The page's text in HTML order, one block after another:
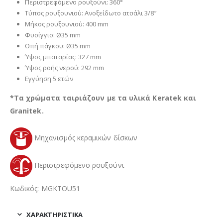
Περιστρεφόμενο ρουξούνι: 360°
Τύπος ρουξουνιού: Ανοξείδωτο ατσάλι 3/8″
Μήκος ρουξουνιού: 400 mm
Φυσίγγιο: Ø35 mm
Οπή πάγκου: Ø35 mm
Ύψος μπαταρίας: 327 mm
Ύψος ροής νερού: 292 mm
Εγγύηση 5 ετών
*Τα χρώματα ταιριάζουν με τα υλικά Keratek και
Granitek.
Μηχανισμός κεραμικών δίσκων
Περιστρεφόμενο ρουξούνι
Κωδικός: MGKTOU51
ΧΑΡΑΚΤΗΡΙΣΤΙΚΑ